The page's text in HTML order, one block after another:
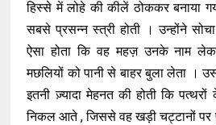
हिस्से में लोहे की कीलें ठोककर बनाया
सबसे प्रसन्न स्त्री होती । उन्होंने
ऐसा होता कि वह महज़ उनके नाम
मछलियों को पानी से बाहर बुला लेता ।
इतनी ज़्यादा मेहनत की होती कि
निकल आते , जिससे वह खड़ी चट्टानों पर